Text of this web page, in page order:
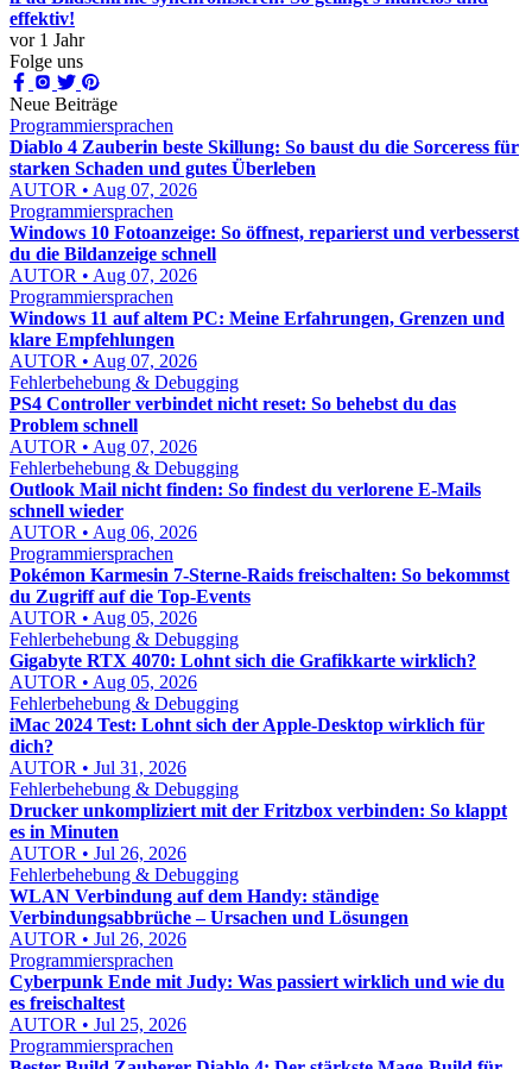
effektiv!
vor 1 Jahr
Folge uns
Neue Beiträge
Programmiersprachen
Diablo 4 Zauberin beste Skillung: So baust du die Sorceress für
starken Schaden und gutes Überleben
AUTOR • Aug 07, 2026
Programmiersprachen
Windows 10 Fotoanzeige: So öffnest, reparierst und verbesserst
du die Bildanzeige schnell
AUTOR • Aug 07, 2026
Programmiersprachen
Windows 11 auf altem PC: Meine Erfahrungen, Grenzen und
klare Empfehlungen
AUTOR • Aug 07, 2026
Fehlerbehebung & Debugging
PS4 Controller verbindet nicht reset: So behebst du das
Problem schnell
AUTOR • Aug 07, 2026
Fehlerbehebung & Debugging
Outlook Mail nicht finden: So findest du verlorene E-Mails
schnell wieder
AUTOR • Aug 06, 2026
Programmiersprachen
Pokémon Karmesin 7-Sterne-Raids freischalten: So bekommst
du Zugriff auf die Top-Events
AUTOR • Aug 05, 2026
Fehlerbehebung & Debugging
Gigabyte RTX 4070: Lohnt sich die Grafikkarte wirklich?
AUTOR • Aug 05, 2026
Fehlerbehebung & Debugging
iMac 2024 Test: Lohnt sich der Apple-Desktop wirklich für
dich?
AUTOR • Jul 31, 2026
Fehlerbehebung & Debugging
Drucker unkompliziert mit der Fritzbox verbinden: So klappt
es in Minuten
AUTOR • Jul 26, 2026
Fehlerbehebung & Debugging
WLAN Verbindung auf dem Handy: ständige
Verbindungsabbrüche – Ursachen und Lösungen
AUTOR • Jul 26, 2026
Programmiersprachen
Cyberpunk Ende mit Judy: Was passiert wirklich und wie du
es freischaltest
AUTOR • Jul 25, 2026
Programmiersprachen